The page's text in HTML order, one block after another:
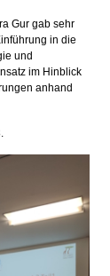
Gur gab sehr
in die
und
im Hinblick
anhand